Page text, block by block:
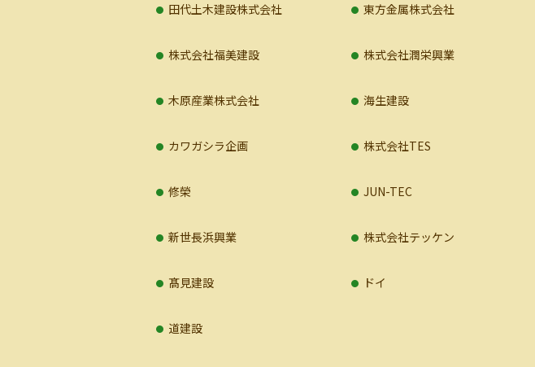
田代土木建設株式会社 東方金属株式会社
株式会社福美建設 株式会社潤栄興業
木原産業株式会社 海生建設
カワガシラ企画 株式会社TES
修榮 JUN-TEC
新世長浜興業 株式会社テッケン
髙見建設 ドイ
道建設